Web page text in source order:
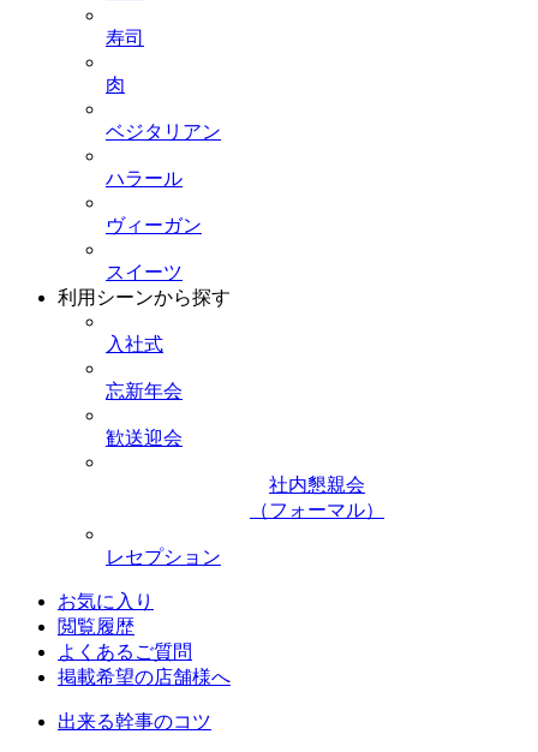
寿司
肉
ベジタリアン
ハラール
ヴィーガン
スイーツ
利用シーンから探す
入社式
忘新年会
歓送迎会
社内懇親会
（フォーマル）
レセプション
お気に入り
閲覧履歴
よくあるご質問
掲載希望の店舗様へ
出来る幹事のコツ